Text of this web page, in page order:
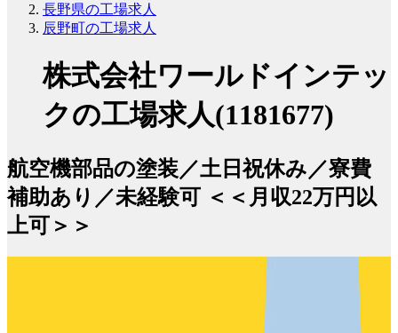
長野県の工場求人
辰野町の工場求人
株式会社ワールドインテッ
クの工場求人(1181677)
航空機部品の塗装／土日祝休み／寮費
補助あり／未経験可 ＜＜月収22万円以
上可＞＞